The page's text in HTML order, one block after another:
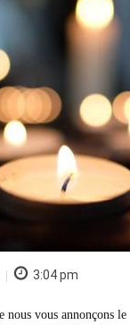
3:04 pm
nous vous annonçons